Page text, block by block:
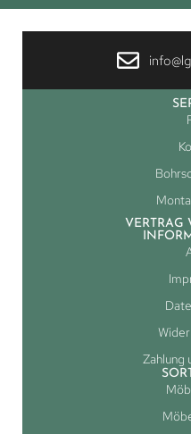
VERTRAG
Zahlung